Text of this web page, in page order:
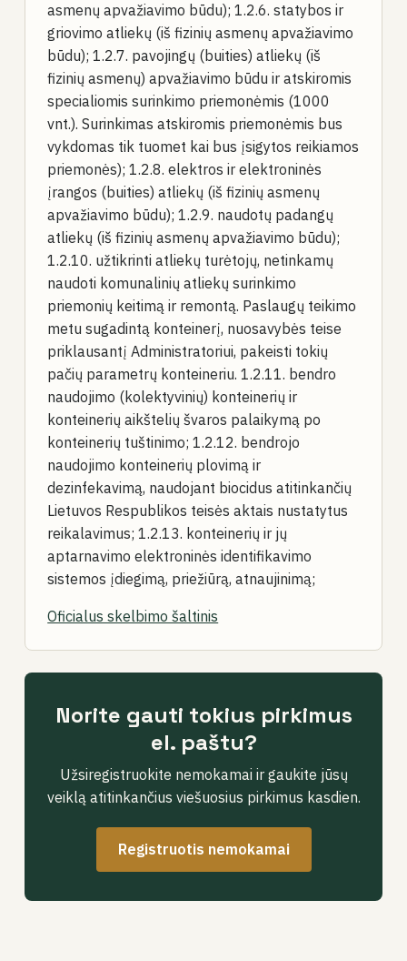
asmenų apvažiavimo būdu); 1.2.6. statybos ir
griovimo atliekų (iš fizinių asmenų apvažiavimo
būdu); 1.2.7. pavojingų (buities) atliekų (iš
fizinių asmenų) apvažiavimo būdu ir atskiromis
specialiomis surinkimo priemonėmis (1000
vnt.). Surinkimas atskiromis priemonėmis bus
vykdomas tik tuomet kai bus įsigytos reikiamos
priemonės); 1.2.8. elektros ir elektroninės
įrangos (buities) atliekų (iš fizinių asmenų
apvažiavimo būdu); 1.2.9. naudotų padangų
atliekų (iš fizinių asmenų apvažiavimo būdu);
1.2.10. užtikrinti atliekų turėtojų, netinkamų
naudoti komunalinių atliekų surinkimo
priemonių keitimą ir remontą. Paslaugų teikimo
metu sugadintą konteinerį, nuosavybės teise
priklausantį Administratoriui, pakeisti tokių
pačių parametrų konteineriu. 1.2.11. bendro
naudojimo (kolektyvinių) konteinerių ir
konteinerių aikštelių švaros palaikymą po
konteinerių tuštinimo; 1.2.12. bendrojo
naudojimo konteinerių plovimą ir
dezinfekavimą, naudojant biocidus atitinkančių
Lietuvos Respublikos teisės aktais nustatytus
reikalavimus; 1.2.13. konteinerių ir jų
aptarnavimo elektroninės identifikavimo
sistemos įdiegimą, priežiūrą, atnaujinimą;
Oficialus skelbimo šaltinis
Norite gauti tokius pirkimus
el. paštu?
Užsiregistruokite nemokamai ir gaukite jūsų
veiklą atitinkančius viešuosius pirkimus kasdien.
Registruotis nemokamai